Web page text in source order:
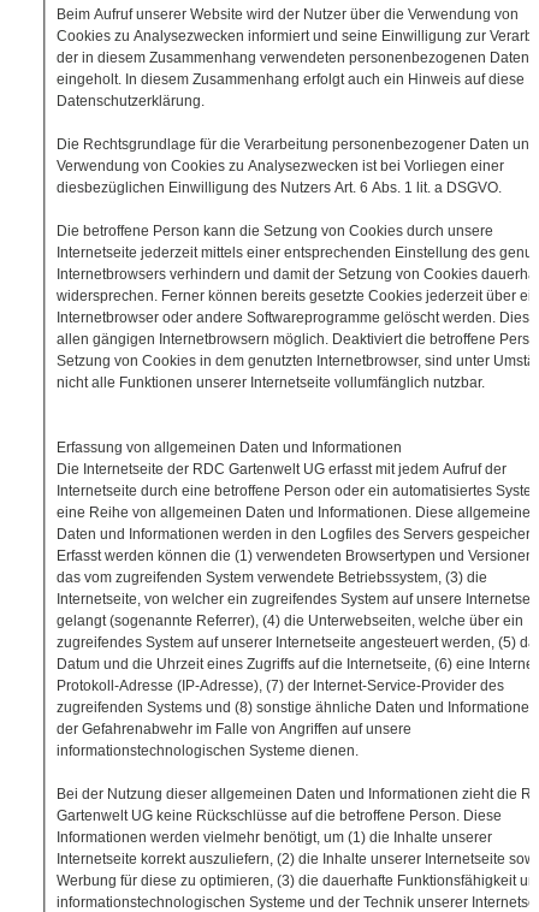
Beim Aufruf unserer Website wird der Nutzer über die Verwendung von
Cookies zu Analysezwecken informiert und seine Einwilligung zur
der in diesem Zusammenhang verwendeten personenbezogenen Daten
eingeholt. In diesem Zusammenhang erfolgt auch ein Hinweis auf diese
Datenschutzerklärung.
Die Rechtsgrundlage für die Verarbeitung personenbezogener Daten
Verwendung von Cookies zu Analysezwecken ist bei Vorliegen einer
diesbezüglichen Einwilligung des Nutzers Art. 6 Abs. 1 lit. a DSGVO.
Die betroffene Person kann die Setzung von Cookies durch unsere
Internetseite jederzeit mittels einer entsprechenden Einstellung des
Internetbrowsers verhindern und damit der Setzung von Cookies
widersprechen. Ferner können bereits gesetzte Cookies jederzeit über
Internetbrowser oder andere Softwareprogramme gelöscht werden. Dies
allen gängigen Internetbrowsern möglich. Deaktiviert die betroffene
Setzung von Cookies in dem genutzten Internetbrowser, sind unter
nicht alle Funktionen unserer Internetseite vollumfänglich nutzbar.
Erfassung von allgemeinen Daten und Informationen
Die Internetseite der RDC Gartenwelt UG erfasst mit jedem Aufruf der
Internetseite durch eine betroffene Person oder ein automatisiertes
eine Reihe von allgemeinen Daten und Informationen. Diese allgemeinen
Daten und Informationen werden in den Logfiles des Servers gespeichert.
Erfasst werden können die (1) verwendeten Browsertypen und
das vom zugreifenden System verwendete Betriebssystem, (3) die
Internetseite, von welcher ein zugreifendes System auf unsere
gelangt (sogenannte Referrer), (4) die Unterwebseiten, welche über ein
zugreifendes System auf unserer Internetseite angesteuert werden, (5)
Datum und die Uhrzeit eines Zugriffs auf die Internetseite, (6) eine
Protokoll-Adresse (IP-Adresse), (7) der Internet-Service-Provider des
zugreifenden Systems und (8) sonstige ähnliche Daten und
der Gefahrenabwehr im Falle von Angriffen auf unsere
informationstechnologischen Systeme dienen.
Bei der Nutzung dieser allgemeinen Daten und Informationen zieht die
Gartenwelt UG keine Rückschlüsse auf die betroffene Person. Diese
Informationen werden vielmehr benötigt, um (1) die Inhalte unserer
Internetseite korrekt auszuliefern, (2) die Inhalte unserer Internetseite
Werbung für diese zu optimieren, (3) die dauerhafte Funktionsfähigkeit
informationstechnologischen Systeme und der Technik unserer